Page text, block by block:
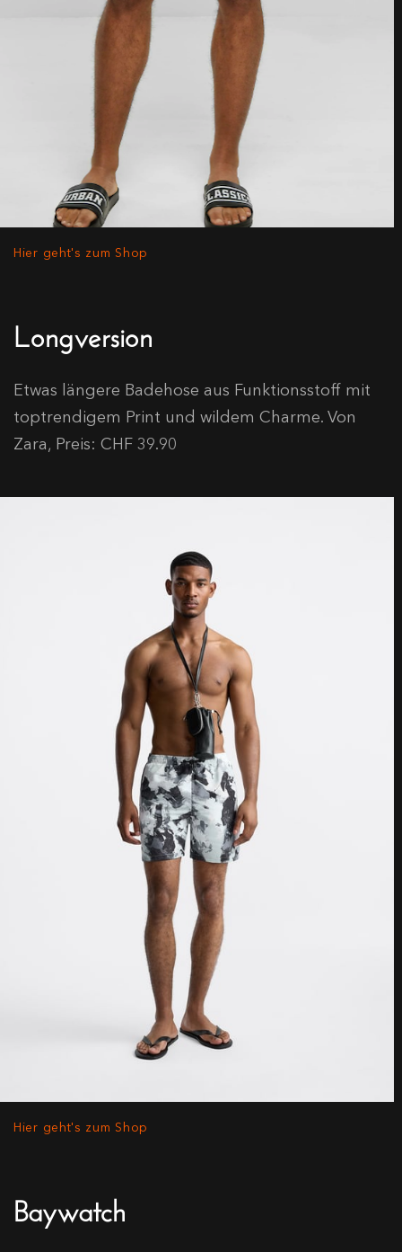
Hier geht's zum Shop
Longversion
Etwas längere Badehose aus Funktionsstoff mit
toptrendigem Print und wildem Charme. Von
Zara, Preis: CHF 39.90
Hier geht's zum Shop
Baywatch